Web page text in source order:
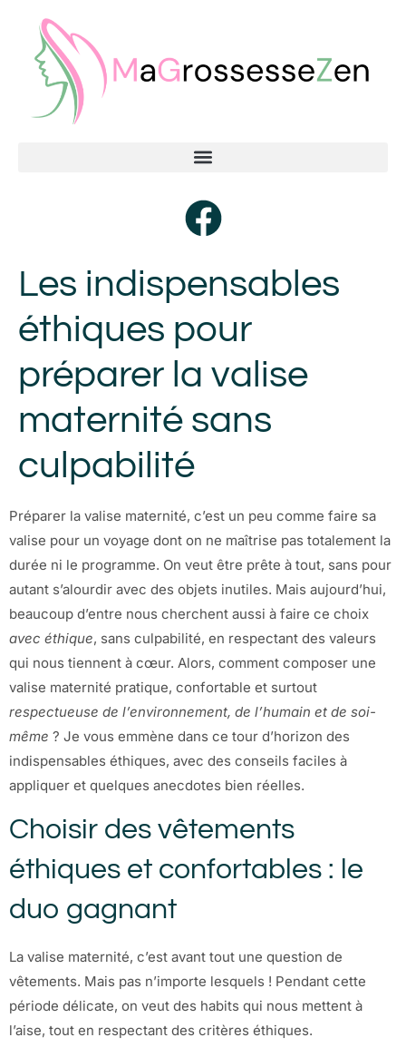
Les indispensables
éthiques pour
préparer la valise
maternité sans
culpabilité
Préparer la valise maternité, c’est un peu comme faire sa
valise pour un voyage dont on ne maîtrise pas totalement la
durée ni le programme. On veut être prête à tout, sans pour
autant s’alourdir avec des objets inutiles. Mais aujourd’hui,
beaucoup d’entre nous cherchent aussi à faire ce choix
avec éthique, sans culpabilité, en respectant des valeurs
qui nous tiennent à cœur. Alors, comment composer une
valise maternité pratique, confortable et surtout
respectueuse de l’environnement, de l’humain et de soi-
même ? Je vous emmène dans ce tour d’horizon des
indispensables éthiques, avec des conseils faciles à
appliquer et quelques anecdotes bien réelles.
Choisir des vêtements
éthiques et confortables : le
duo gagnant
La valise maternité, c’est avant tout une question de
vêtements. Mais pas n’importe lesquels ! Pendant cette
période délicate, on veut des habits qui nous mettent à
l’aise, tout en respectant des critères éthiques.